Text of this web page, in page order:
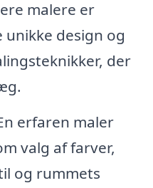
malere er
design og
der
erfaren maler
valg af farver,
og rummets